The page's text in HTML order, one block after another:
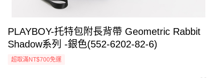
PLAYBOY-托特包附長背帶 Geometric Rabbit
Shadow系列 -銀色(552-6202-82-6)
超取滿NT$700免運